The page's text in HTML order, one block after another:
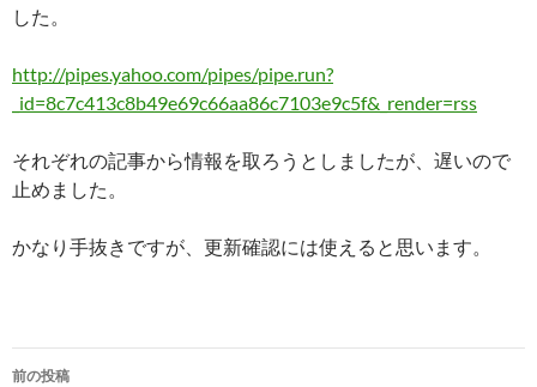
した。
http://pipes.yahoo.com/pipes/pipe.run?
_id=8c7c413c8b49e69c66aa86c7103e9c5f&_render=rss
それぞれの記事から情報を取ろうとしましたが、遅いので
止めました。
かなり手抜きですが、更新確認には使えると思います。
投
前の投稿